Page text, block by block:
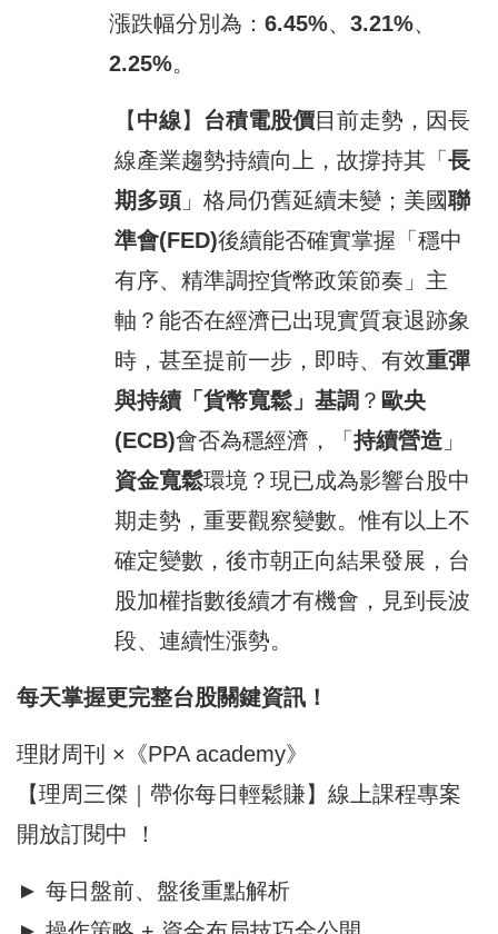
漲跌幅分別為： 6.45%、 3.21%、
2.25%。
【中線】 台積電股價目前走勢，因長
線產業趨勢持續向上，故撐持其「長
期多頭」格局仍舊延續未變；美國聯
準會(FED)後續能否確實掌握「穩中
有序、精準調控貨幣政策節奏」主
軸？能否在經濟已出現實質衰退跡象
時，甚至提前一步，即時、有效重彈
與持續「貨幣寬鬆」基調 ？ 歐央
(ECB)會否為穩經濟，「持續營造 」
資金寬鬆環境？現已成為影響台股中
期走勢，重要觀察變數。惟有以上不
確定變數，後市朝正向結果發展，台
股加權指數後續才有機會，見到長波
段、連續性漲勢。
每天掌握更完整台股關鍵資訊！
理財周刊 ×《PPA academy》
【理周三傑｜帶你每日輕鬆賺】線上課程專案
開放訂閱中 ！
► 每日盤前、盤後重點解析